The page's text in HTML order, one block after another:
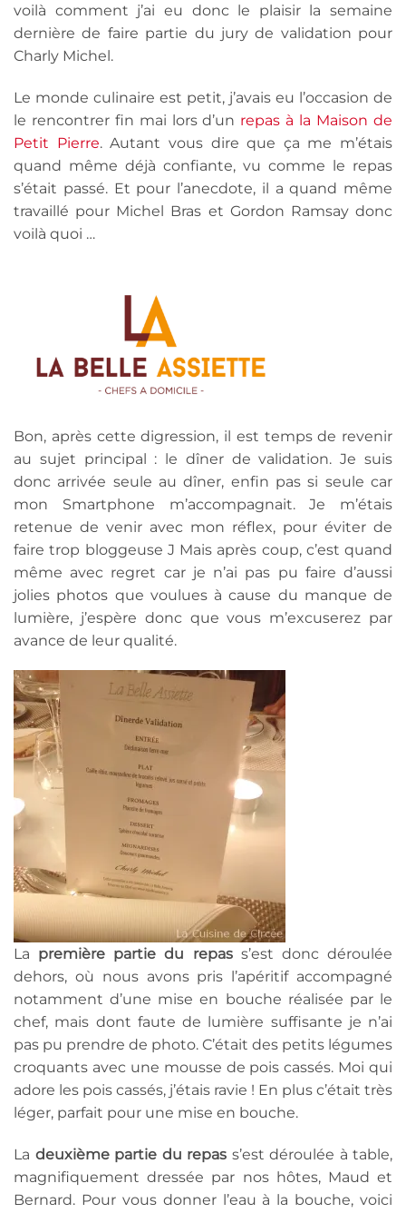
voilà comment j’ai eu donc le plaisir la semaine
dernière de faire partie du jury de validation pour
Charly Michel.
Le monde culinaire est petit, j’avais eu l’occasion de
le rencontrer fin mai lors d’un repas à la Maison de
Petit Pierre. Autant vous dire que ça me m’étais
quand même déjà confiante, vu comme le repas
s’était passé. Et pour l’anecdote, il a quand même
travaillé pour Michel Bras et Gordon Ramsay donc
voilà quoi …
Bon, après cette digression, il est temps de revenir
au sujet principal : le dîner de validation. Je suis
donc arrivée seule au dîner, enfin pas si seule car
mon Smartphone m’accompagnait. Je m’étais
retenue de venir avec mon réflex, pour éviter de
faire trop bloggeuse J Mais après coup, c’est quand
même avec regret car je n’ai pas pu faire d’aussi
jolies photos que voulues à cause du manque de
lumière, j’espère donc que vous m’excuserez par
avance de leur qualité.
La première partie du repass’est donc déroulée
dehors, où nous avons pris l’apéritif accompagné
notamment d’une mise en bouche réalisée par le
chef, mais dont faute de lumière suffisante je n’ai
pas pu prendre de photo. C’était des petits légumes
croquants avec une mousse de pois cassés. Moi qui
adore les pois cassés, j’étais ravie ! En plus c’était très
léger, parfait pour une mise en bouche.
La deuxième partie du repas s’est déroulée à table,
magnifiquement dressée par nos hôtes, Maud et
Bernard. Pour vous donner l’eau à la bouche, voici